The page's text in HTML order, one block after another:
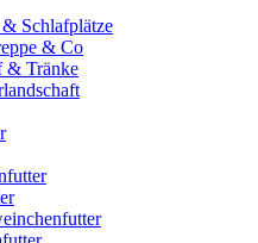
& Schlafplätze
& Co
& Tränke